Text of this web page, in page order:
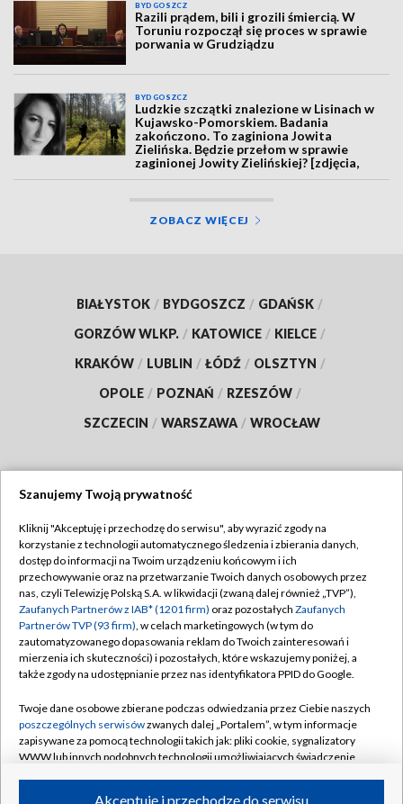
BYDGOSZCZ
Razili prądem, bili i grozili śmiercią. W
Toruniu rozpoczął się proces w sprawie
porwania w Grudziądzu
BYDGOSZCZ
Ludzkie szczątki znalezione w Lisinach w
Kujawsko-Pomorskiem. Badania
zakończono. To zaginiona Jowita
Zielińska. Będzie przełom w sprawie
zaginionej Jowity Zielińskiej? [zdjęcia,
wideo, aktualizacja]
ZOBACZ WIĘCEJ
BIAŁYSTOK / BYDGOSZCZ / GDAŃSK /
GORZÓW WLKP. / KATOWICE / KIELCE /
KRAKÓW / LUBLIN / ŁÓDŹ / OLSZTYN /
OPOLE / POZNAŃ / RZESZÓW /
SZCZECIN / WARSZAWA / WROCŁAW
TVP
Abonament TVP
Emisja w TVP
Centrum informacji TVP
Naziemna Telewizja Cyfrowa
Rada Programowa
System NOS
Informacje o nadawcy
Regulamin TVP
Polityka prywatności
Moje zgody
Pomoc
Kontakt
Kanały
Szanujemy Twoją prywatność
Kliknij "Akceptuję i przechodzę do serwisu", aby wyrazić zgody na
korzystanie z technologii automatycznego śledzenia i zbierania danych,
dostęp do informacji na Twoim urządzeniu końcowym i ich
przechowywanie oraz na przetwarzanie Twoich danych osobowych przez
nas, czyli Telewizję Polską S.A. w likwidacji (zwaną dalej również „TVP”),
Zaufanych Partnerów z IAB* (1201 firm) oraz pozostałych Zaufanych
Partnerów TVP (93 firm), w celach marketingowych (w tym do
zautomatyzowanego dopasowania reklam do Twoich zainteresowań i
mierzenia ich skuteczności) i pozostałych, które wskazujemy poniżej, a
także zgody na udostępnianie przez nas identyfikatora PPID do Google.
Twoje dane osobowe zbierane podczas odwiedzania przez Ciebie naszych
poszczególnych serwisówzwanych dalej „Portalem”, w tym informacje
zapisywane za pomocą technologii takich jak: pliki cookie, sygnalizatory
WWW lub innych podobnych technologii umożliwiających świadczenie
Akceptuję i przechodzę do serwisu